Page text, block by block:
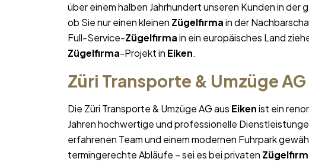
über einem halben Jahrhundert unseren Kunden in der
ob Sie nur einen kleinen Zügelfirmain der
Full-Service-Zügelfirmain ein europäisches Land
Zügelfirma-Projekt in Eiken.
Züri Transporte & Umzüge AG
Die Züri Transporte & Umzüge AG aus Eikenist ein
Jahren hochwertige und professionelle
erfahrenen Team und einem modernen Fuhrpark
termingerechte Abläufe – sei es bei privaten